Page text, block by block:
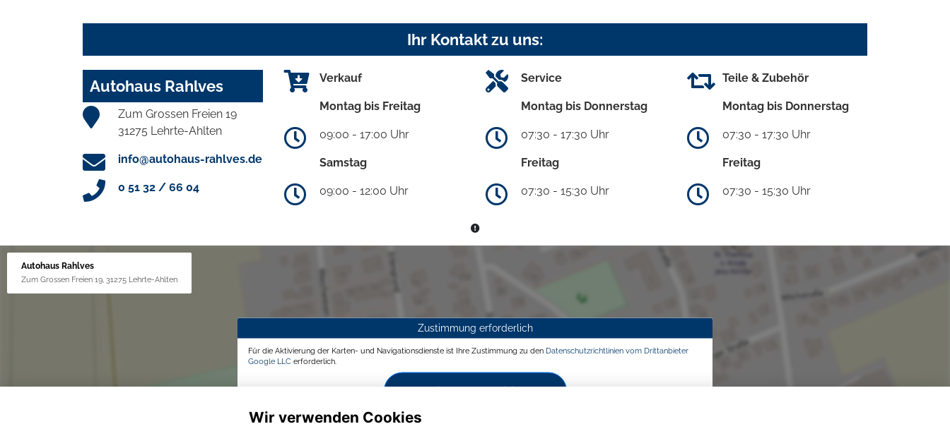
Ihr Kontakt zu uns:
Autohaus Rahlves
Zum Grossen Freien 19
31275 Lehrte-Ahlten
info@autohaus-rahlves.de
0 51 32 / 66 04
Verkauf
Montag bis Freitag
09:00 - 17:00 Uhr
Samstag
09:00 - 12:00 Uhr
Service
Montag bis Donnerstag
07:30 - 17:30 Uhr
Freitag
07:30 - 15:30 Uhr
Teile & Zubehör
Montag bis Donnerstag
07:30 - 17:30 Uhr
Freitag
07:30 - 15:30 Uhr
Autohaus Rahlves
Zum Grossen Freien 19, 31275 Lehrte-Ahlten
Zustimmung erforderlich
Für die Aktivierung der Karten- und Navigationsdienste ist Ihre Zustimmung zu den Datenschutzrichtlinien vom Drittanbieter
Google LLC erforderlich.
Wir verwenden Cookies